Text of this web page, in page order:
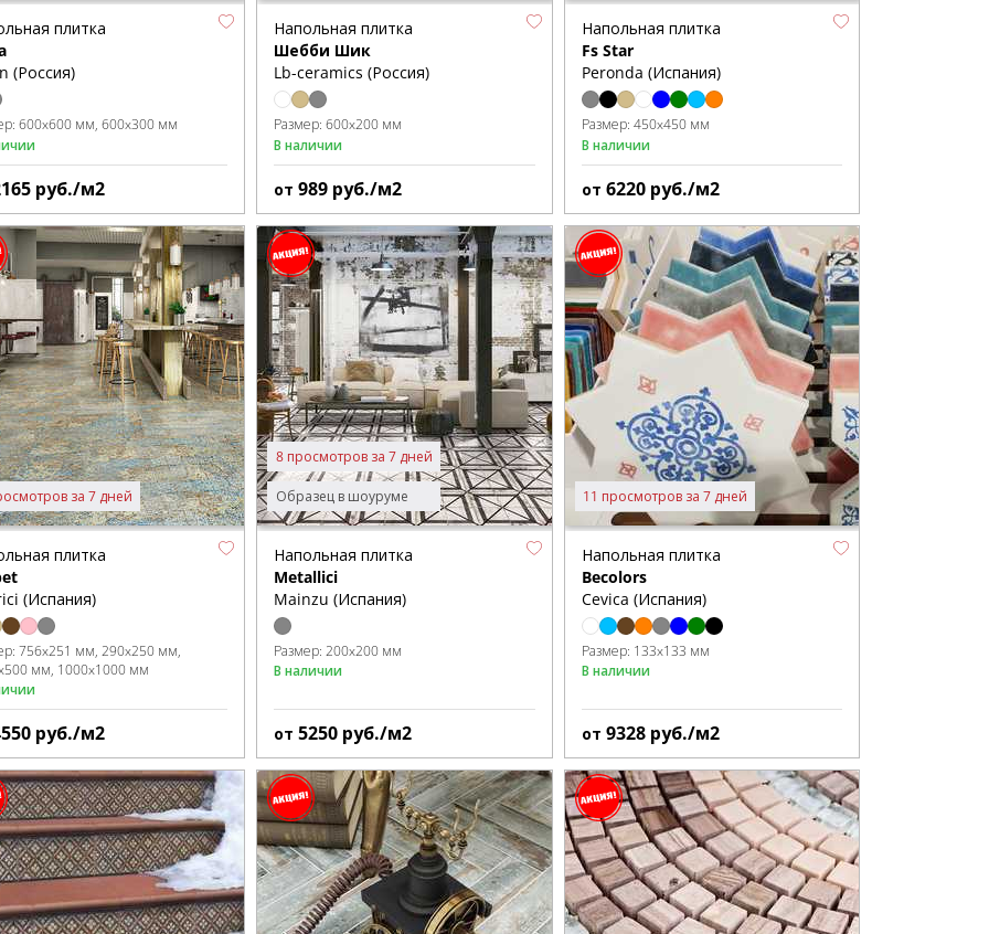
плитка
(Россия)
600x600 мм 600x300 мм
руб./м2
Напольная плитка
Шебби Шик
Lb-ceramics (Россия)
Размер:600x200 мм
В наличии
от989 руб./м2
Напольная плитка
Fs Star
Peronda (Испания)
Размер: 450x450 мм
В наличии
от 6220 руб./м2
за 7 дней
плитка
(Испания)
756x251 мм 290x250 мм
мм 1000x1000 мм
руб./м2
Образец в шоуруме
8 просмотров за 7 дней
Напольная плитка
Metallici
Mainzu (Испания)
Размер:200x200 мм
В наличии
от5250 руб./м2
11 просмотров за 7 дней
Напольная плитка
Becolors
Cevica (Испания)
Размер: 133x133 мм
В наличии
от 9328 руб./м2